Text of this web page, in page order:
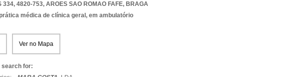
334, 4820-753, AROES SAO ROMAO FAFE, BRAGA
médica de clínica geral, em ambulatório
Ver no Mapa
search for: